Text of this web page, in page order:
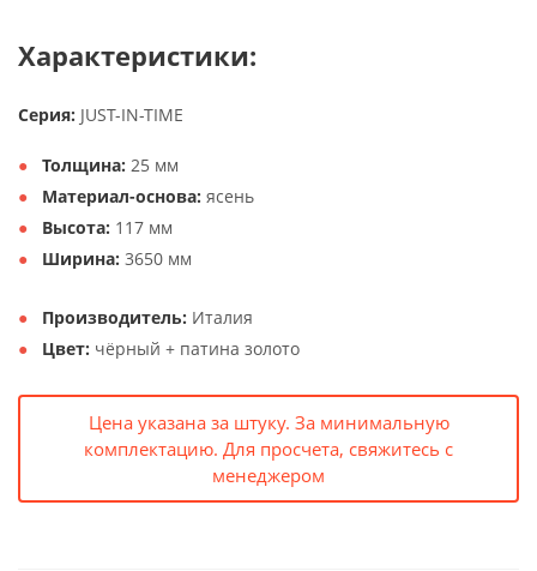
Характеристики:
Серия: JUST-IN-TIME
Толщина: 25 мм
Материал-основа: ясень
Высота: 117 мм
Ширина: 3650 мм
Производитель: Италия
Цвет: чёрный + патина золото
Цена указана за штуку. За минимальную
комплектацию. Для просчета, свяжитесь с
менеджером